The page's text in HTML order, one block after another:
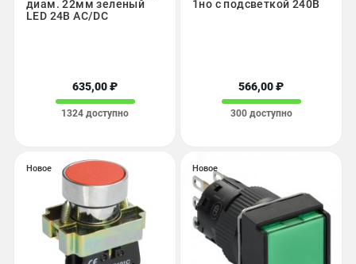
диам. 22мм зеленый
LED 24В AC/DC
635,00 ₽
1324 доступно
1но с подсветкой 240В
566,00 ₽
300 доступно
Новое Новое